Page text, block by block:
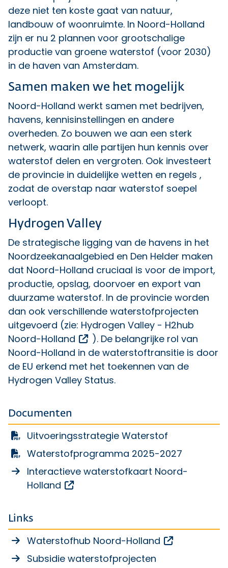
deze niet ten koste gaat van natuur,
landbouw of woonruimte. In Noord-Holland
zijn er nu 2 plannen voor grootschalige
productie van groene waterstof (voor 2030)
in de haven van Amsterdam.
Samen maken we het mogelijk
Noord-Holland werkt samen met bedrijven,
havens, kennisinstellingen en andere
overheden. Zo bouwen we aan een sterk
netwerk, waarin alle partijen hun kennis over
waterstof delen en vergroten. Ook investeert
de provincie in duidelijke wetten en regels ,
zodat de overstap naar waterstof soepel
verloopt.
Hydrogen Valley
De strategische ligging van de havens in het
Noordzeekanaalgebied en Den Helder maken
dat Noord-Holland cruciaal is voor de import,
productie, opslag, doorvoer en export van
duurzame waterstof. In de provincie worden
dan ook verschillende waterstofprojecten
uitgevoerd (zie: Hydrogen Valley - H2hub
Noord-Holland
Opent een externe link
). De belangrijke rol van
Noord-Holland in de waterstoftransitie is door
de EU erkend met het toekennen van de
Hydrogen Valley Status.
Documenten
Uitvoeringsstrategie Waterstof
Waterstofprogramma 2025-2027
Interactieve waterstofkaart Noord-
Holland
Links
Waterstofhub Noord-Holland
Subsidie waterstofprojecten